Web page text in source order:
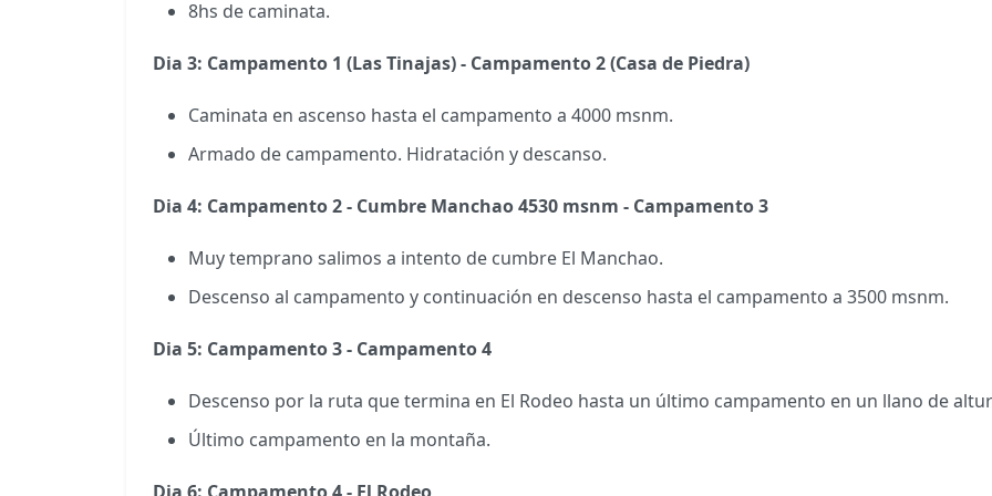
8hs de caminata.
Dia 3: Campamento 1 (Las Tinajas) - Campamento 2 (Casa de Piedra)
Caminata en ascenso hasta el campamento a 4000 msnm.
Armado de campamento. Hidratación y descanso.
Dia 4: Campamento 2 - Cumbre Manchao 4530 msnm - Campamento 3
Muy temprano salimos a intento de cumbre El Manchao.
Descenso al campamento y continuación en descenso hasta el campamento a 3500 msnm.
Dia 5: Campamento 3 - Campamento 4
Descenso por la ruta que termina en El Rodeo hasta un último campamento en un llano de
Último campamento en la montaña.